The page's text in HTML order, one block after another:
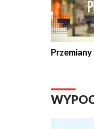
Przemiany